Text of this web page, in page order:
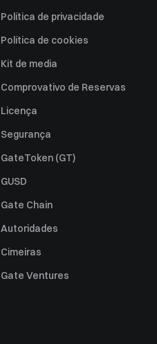
Política de privacidade
Política de cookies
Kit de media
Comprovativo de Reservas
Licença
Segurança
GateToken (GT)
GUSD
Gate Chain
Autoridades
Cimeiras
Gate Ventures